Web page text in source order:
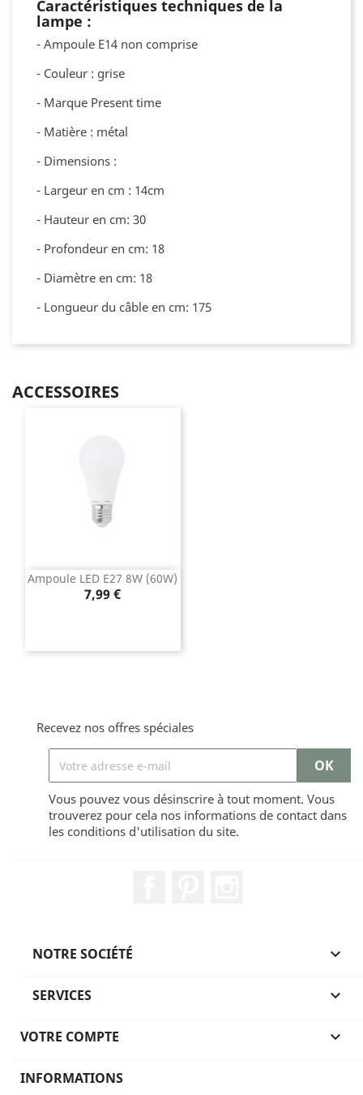
Caractéristiques techniques de la
lampe :
- Ampoule E14 non comprise
- Couleur : grise
- Marque Present time
- Matière : métal
- Dimensions :
- Largeur en cm : 14cm
- Hauteur en cm: 30
- Profondeur en cm: 18
- Diamètre en cm: 18
- Longueur du câble en cm: 175
ACCESSOIRES
Ampoule LED E27 8W (60W)
Prix
7,99 €
Recevez nos offres spéciales
Vous pouvez vous désinscrire à tout moment. Vous
trouverez pour cela nos informations de contact dans
les conditions d'utilisation du site.
NOTRE SOCIÉTÉ 
SERVICES 
VOTRE COMPTE 
INFORMATIONS